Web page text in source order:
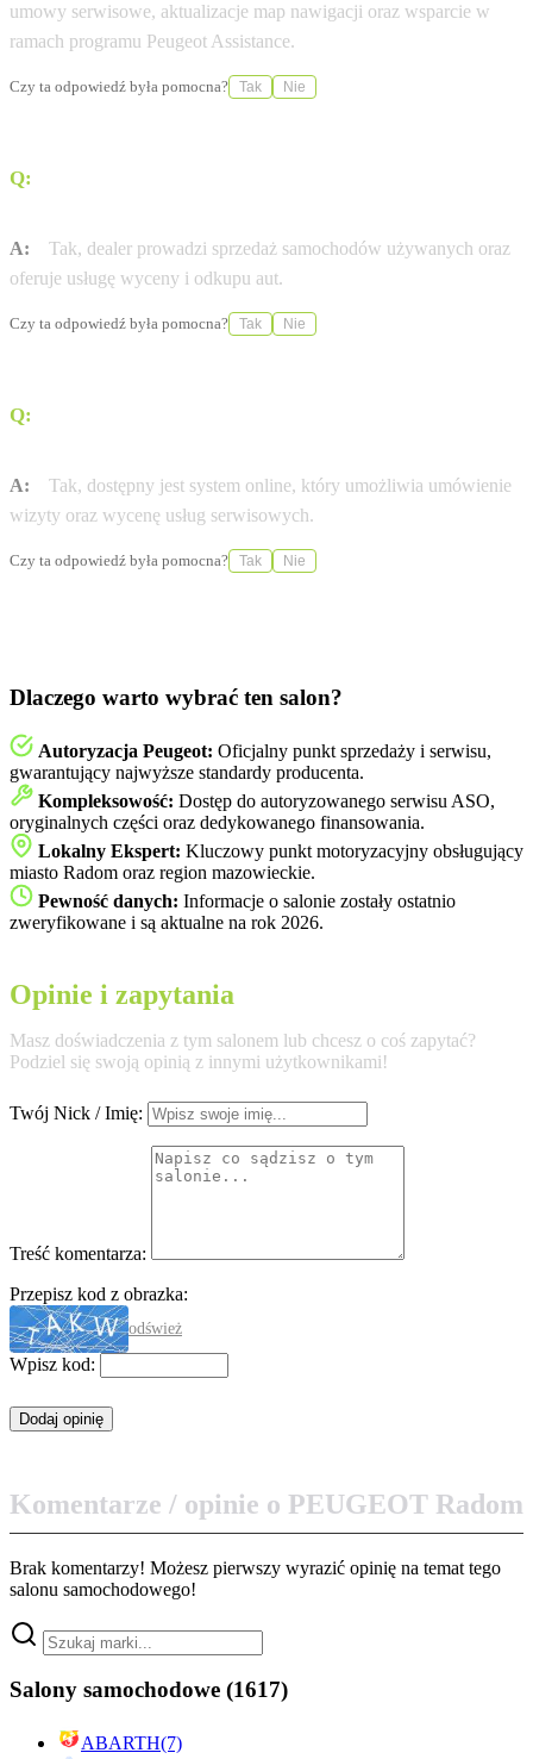
umowy serwisowe, aktualizacje map nawigacji oraz wsparcie w
ramach programu Peugeot Assistance.
Czy ta odpowiedź była pomocna? Tak Nie
Q:
A:
Tak, dealer prowadzi sprzedaż samochodów używanych oraz
oferuje usługę wyceny i odkupu aut.
Czy ta odpowiedź była pomocna? Tak Nie
Q:
A:
Tak, dostępny jest system online, który umożliwia umówienie
wizyty oraz wycenę usług serwisowych.
Czy ta odpowiedź była pomocna? Tak Nie
Dlaczego warto wybrać ten salon?
Autoryzacja Peugeot: Oficjalny punkt sprzedaży i serwisu,
gwarantujący najwyższe standardy producenta.
Kompleksowość: Dostęp do autoryzowanego serwisu ASO,
oryginalnych części oraz dedykowanego finansowania.
Lokalny Ekspert: Kluczowy punkt motoryzacyjny obsługujący
miasto Radom oraz region mazowieckie.
Pewność danych: Informacje o salonie zostały ostatnio
zweryfikowane i są aktualne na rok 2026.
Opinie i zapytania
Masz doświadczenia z tym salonem lub chcesz o coś zapytać?
Podziel się swoją opinią z innymi użytkownikami!
Twój Nick / Imię:
Treść komentarza:
Przepisz kod z obrazka:
odśwież
Wpisz kod:
Komentarze / opinie o PEUGEOT Radom
Brak komentarzy! Możesz pierwszy wyrazić opinię na temat tego
salonu samochodowego!
Salony samochodowe (1617)
ABARTH(7)